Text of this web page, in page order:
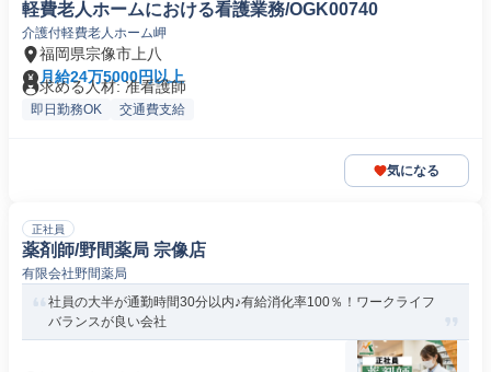
軽費老人ホームにおける看護業務/OGK00740
介護付軽費老人ホーム岬
福岡県宗像市上八
月給24万5000円以上
求める人材: 准看護師
即日勤務OK 交通費支給
気になる
正社員
薬剤師/野間薬局 宗像店
有限会社野間薬局
社員の大半が通勤時間30分以内♪有給消化率100％！ワークライフ
バランスが良い会社